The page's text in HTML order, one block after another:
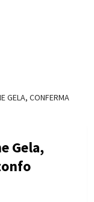
GELA, CONFERMA
Gela,